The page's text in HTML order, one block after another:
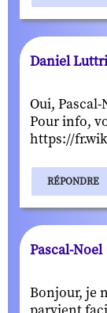
Daniel
Oui,
Pour info,
https://
RÉPONDRE
Pascal-Noel
Bonjour, je